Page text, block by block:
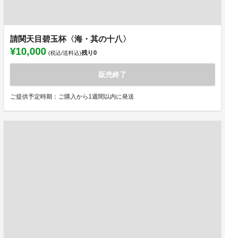
請関天目碧玉杯〈海・其の十八〉
¥10,000 (税込/送料込)残り0
販売終了
ご提供予定時期：ご購入から1週間以内に発送